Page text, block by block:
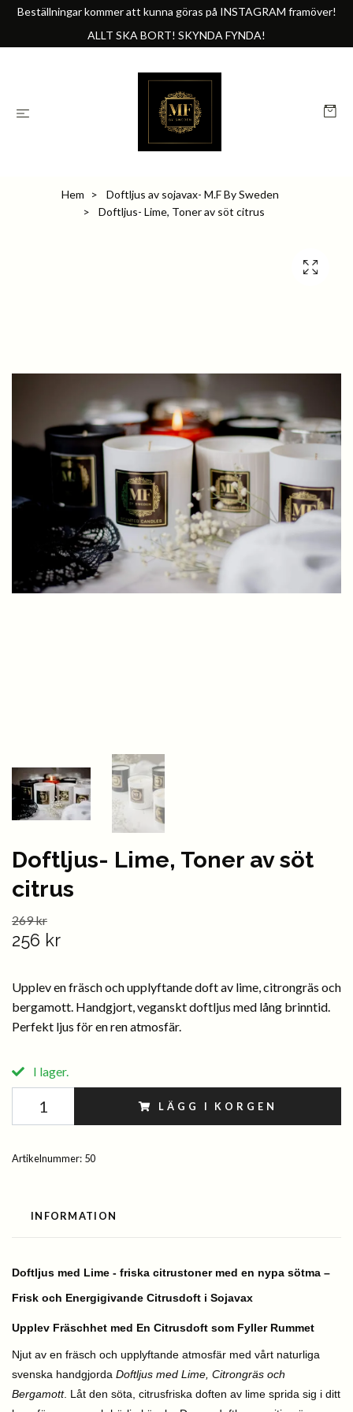
Beställningar kommer att kunna göras på INSTAGRAM framöver!
ALLT SKA BORT! SKYNDA FYNDA!
Hem
Doftljus av sojavax- M.F By Sweden
Doftljus- Lime, Toner av söt citrus
Doftljus- Lime, Toner av söt
citrus
269 kr
256 kr
Upplev en fräsch och upplyftande doft av lime, citrongräs och
bergamott. Handgjort, veganskt doftljus med lång brinntid.
Perfekt ljus för en ren atmosfär.
I lager.
LÄGG I KORGEN
Artikelnummer: 50
INFORMATION
Doftljus med Lime - friska citrustoner med en nypa sötma –
Frisk och Energigivande Citrusdoft i Sojavax
Upplev Fräschhet med En Citrusdoft som Fyller Rummet
Njut av en fräsch och upplyftande atmosfär med vårt naturliga
svenska handgjorda Doftljus med Lime, Citrongräs och
Bergamott. Låt den söta, citrusfriska doften av lime sprida sig i ditt